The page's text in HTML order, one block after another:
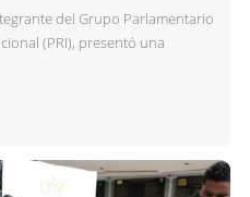
del Grupo Parlamentario
(PRI), presentó una